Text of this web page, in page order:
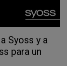
Syoss y a
para un